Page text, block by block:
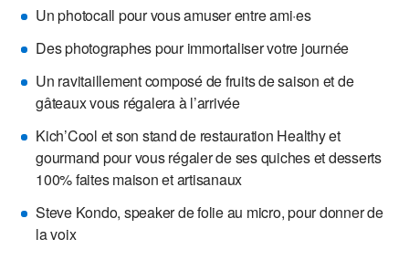
Un photocall pour vous amuser entre ami·es
Des photographes pour immortaliser votre journée
Un ravitaillement composé de fruits de saison et de
gâteaux vous régalera à l’arrivée
Kich’Cool et son stand de restauration Healthy et
gourmand pour vous régaler de ses quiches et desserts
100% faites maison et artisanaux
Steve Kondo, speaker de folie au micro, pour donner de
la voix